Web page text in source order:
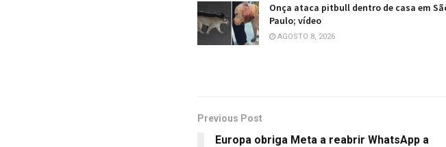
Onça ataca pitbull dentro de casa em
Paulo; vídeo
AGOSTO 8, 2026
Previous Post
Europa obriga Meta a reabrir WhatsApp a